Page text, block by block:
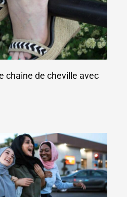
chaine de cheville avec